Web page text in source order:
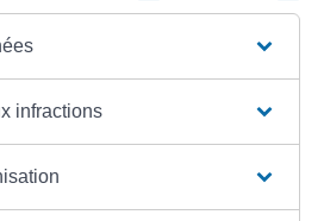
infractions